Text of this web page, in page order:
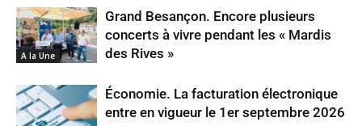
A la Une
Grand Besançon. Encore plusieurs
concerts à vivre pendant les « Mardis
des Rives »
Économie. La facturation électronique
entre en vigueur le 1er septembre 2026